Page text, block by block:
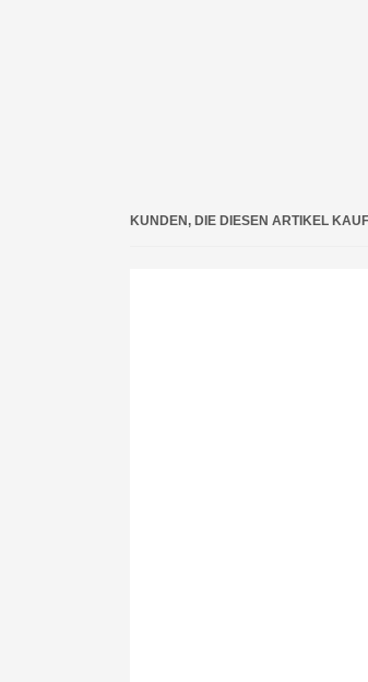
KUNDEN, DIE DIESEN ARTIKEL